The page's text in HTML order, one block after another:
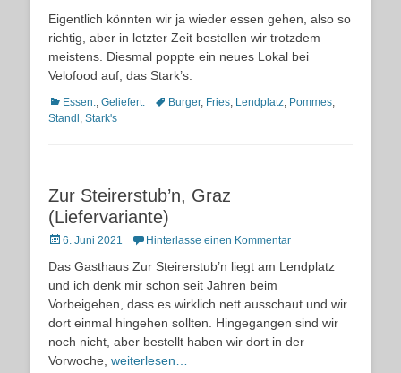
Eigentlich könnten wir ja wieder essen gehen, also so
richtig, aber in letzter Zeit bestellen wir trotzdem
meistens. Diesmal poppte ein neues Lokal bei
Velofood auf, das Stark’s.
Kategorien
Essen., Geliefert. Schlagworte
Burger, Fries, Lendplatz, Pommes,
Standl , Stark's
Zur Steirerstub’n, Graz
(Liefervariante)
Posted
6. Juni 2021 Hinterlasse einen Kommentar
Das Gasthaus Zur Steirerstub’n liegt am Lendplatz
und ich denk mir schon seit Jahren beim
Vorbeigehen, dass es wirklich nett ausschaut und wir
dort einmal hingehen sollten. Hingegangen sind wir
noch nicht, aber bestellt haben wir dort in der
Vorwoche, weiterlesen…